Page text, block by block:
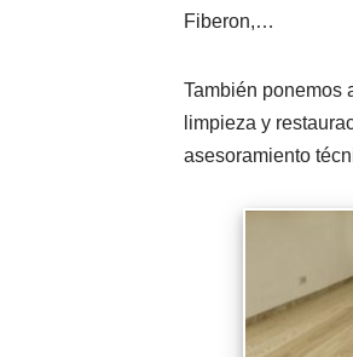
Fiberon,…
También ponemos
limpieza y
asesoramiento